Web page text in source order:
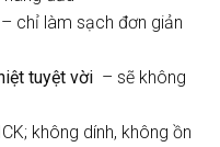
– chỉ làm sạch đơn giản
tuyệt vời – sẽ không
không dính, không ồn